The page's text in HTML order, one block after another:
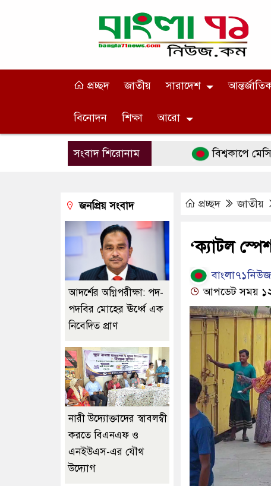
প্রচ্ছদ জাতীয় সারাদেশ
বিনোদন শিক্ষা আরো
সংবাদ শিরোনাম বিশ্বকাপে মেসিকে
প্রচ্ছদ জাতীয়
‘ক্যাটল
আপডেট সময়
জনপ্রিয় সংবাদ
আদর্শের অগ্নিপরীক্ষা: পদ-
পদবির মোহের ঊর্ধ্বে এক
নিবেদিত প্রাণ
নারী উদ্যোক্তাদের স্বাবলম্বী
করতে বিএনএফ ও
এনইউএস-এর যৌথ
উদ্যোগ